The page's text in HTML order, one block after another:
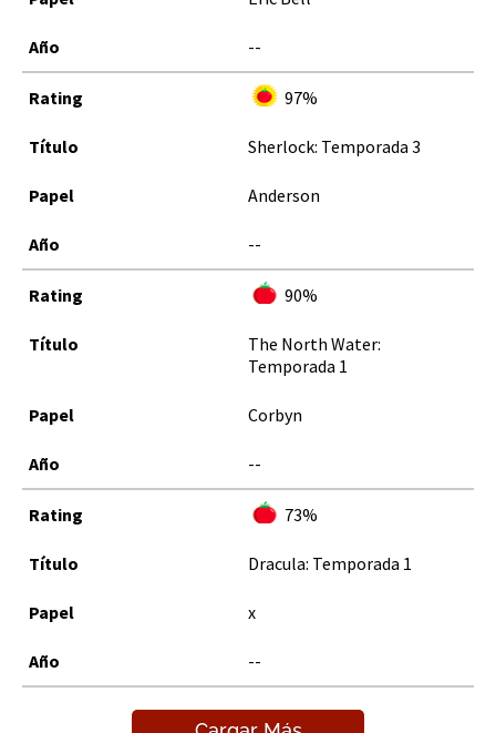
--
97%
Sherlock: Temporada 3
Anderson
--
90%
The North Water:
Temporada 1
Corbyn
--
73%
Dracula: Temporada 1
x
--